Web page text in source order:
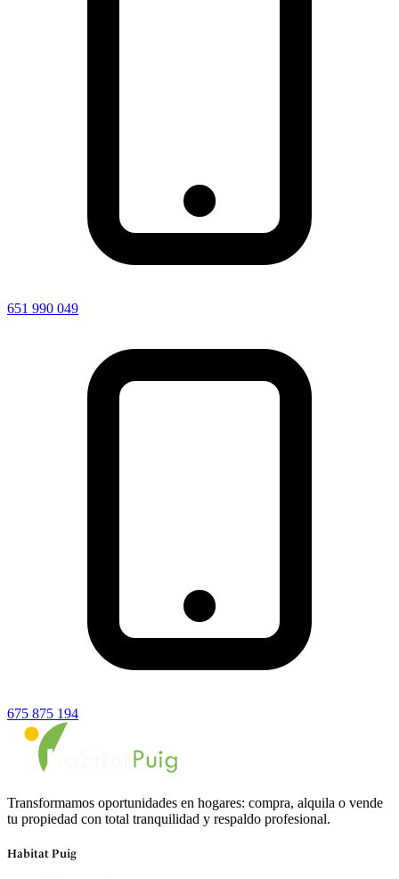
651 990 049
675 875 194
Transformamos oportunidades en hogares: compra, alquila o vende
tu propiedad con total tranquilidad y respaldo profesional.
Habitat Puig